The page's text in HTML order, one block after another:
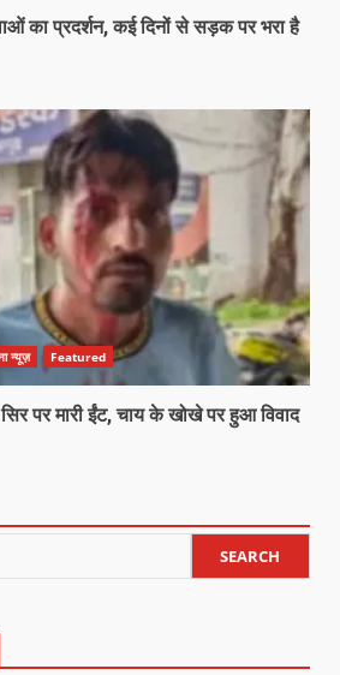
का प्रदर्शन, कई दिनों से सड़क पर भरा है
न्यूज़ Featured
पर मारी ईंट, चाय के खोखे पर हुआ विवाद
SEARCH